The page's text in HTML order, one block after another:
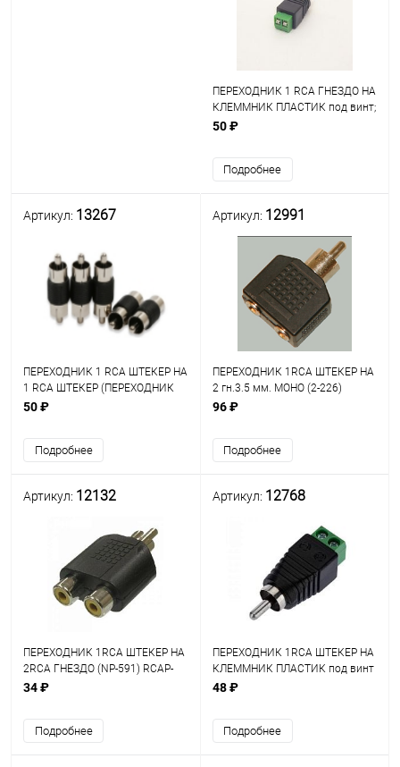
ПЕРЕХОДНИК 1 RCA ГНЕЗДО НА
КЛЕММНИК ПЛАСТИК под винт;
(на клеммную колодку)
50 ₽
Подробнее
Артикул: 13267
ПЕРЕХОДНИК 1 RCA ШТЕКЕР НА
1 RCA ШТЕКЕР (ПЕРЕХОДНИК
ДЛЯ СОЕДИНЕНИЯ КАБЕЛЕЙ)
50 ₽
Подробнее
Артикул: 12991
ПЕРЕХОДНИК 1RCA ШТЕКЕР НА
2 гн.3.5 мм. МОНО (2-226)
(пластик)
96 ₽
Подробнее
Артикул: 12132
ПЕРЕХОДНИК 1RCA ШТЕКЕР НА
2RCA ГНЕЗДО (NP-591) RCAP-
2RCAJ
34 ₽
Подробнее
Артикул: 12768
ПЕРЕХОДНИК 1RCA ШТЕКЕР НА
КЛЕММНИК ПЛАСТИК под винт
(на клеммную колодку)
48 ₽
Подробнее